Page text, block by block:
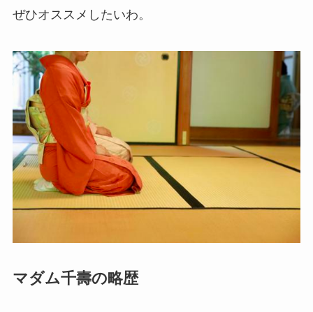
ぜひオススメしたいわ。
マダム千壽の略歴